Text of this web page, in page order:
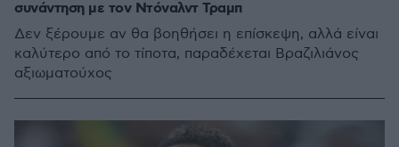
συνάντηση με τον Ντόναλντ Τραμπ
Δεν ξέρουμε αν θα βοηθήσει η επίσκεψη, αλλά είναι
καλύτερο από το τίποτα, παραδέχεται Βραζιλιάνος
αξιωματούχος